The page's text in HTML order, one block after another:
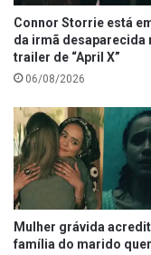
Connor Storrie está
da irmã desaparecida
trailer de “April X”
06/08/2026
Mulher grávida
família do marido